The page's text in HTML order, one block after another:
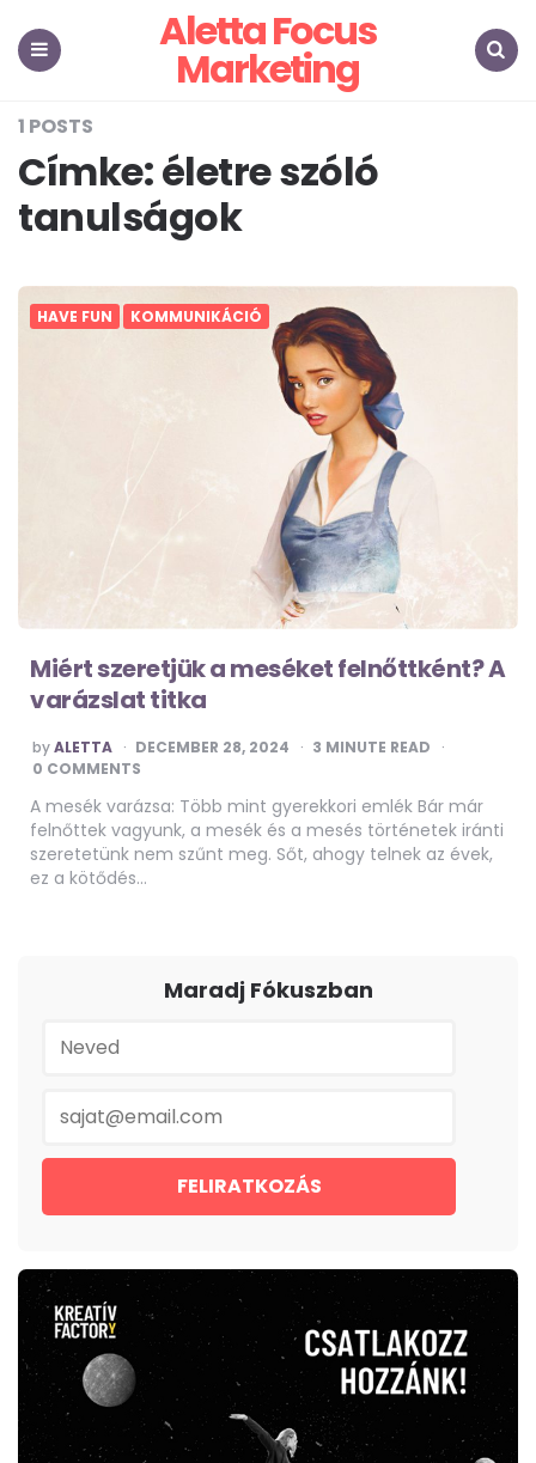
Aletta Focus
Marketing
1 POSTS
Címke:életre szóló
tanulságok
HAVE FUN KOMMUNIKÁCIÓ
Miért szeretjük a meséket felnőttként? A
varázslat titka
POSTED
BY
byALETTA DECEMBER 28, 2024 3 MINUTE READ
0 COMMENTS
A mesék varázsa: Több mint gyerekkori emlék Bár már
felnőttek vagyunk, a mesék és a mesés történetek iránti
szeretetünk nem szűnt meg. Sőt, ahogy telnek az évek,
ez a kötődés…
Maradj Fókuszban